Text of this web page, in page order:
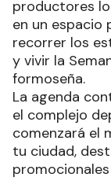
productores
en un espacio
recorrer los
y vivir la
formoseña.
La agenda
el complejo
comenzará el
tu ciudad,
promocionales